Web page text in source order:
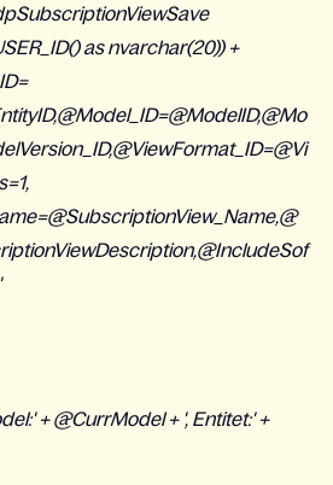
as nvarchar(20)) +
+ @CurrModel + ', Entitet:' +